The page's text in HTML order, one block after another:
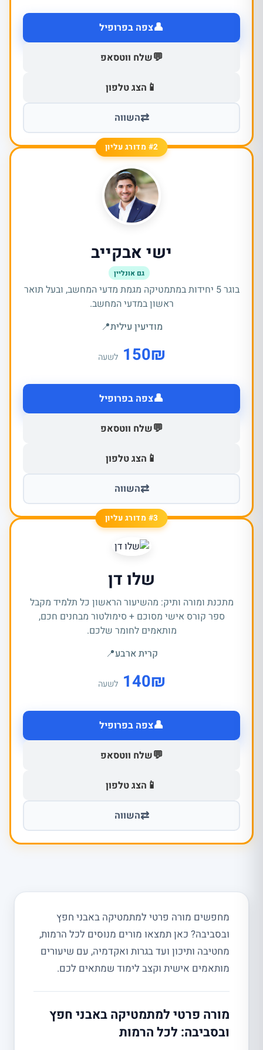
👤צפה בפרופיל
💬שלח ווטסאפ
📱 הצג טלפון
⇄השווה
#2 מדורג עליון
ישי אבקייב
גם אונליין
בוגר 5 יחידות במתמטיקה מגמת מדעי המחשב, ובעל תואר
ראשון במדעי המחשב.
מודיעין עילית📍
₪
150 לשעה
👤צפה בפרופיל
💬שלח ווטסאפ
📱 הצג טלפון
⇄השווה
#3 מדורג עליון
שלו דן
מתכנת ומורה ותיק: מהשיעור הראשון כל תלמיד מקבל
ספר קורס אישי מסוכם + סימולטור מבחנים חכם,
מותאמים לחומר שלכם.
קרית ארבע📍
₪
140 לשעה
👤צפה בפרופיל
💬שלח ווטסאפ
📱 הצג טלפון
⇄השווה
מחפשים מורה פרטי למתמטיקה באבני חפץ
ובסביבה? כאן תמצאו מורים מנוסים לכל הרמות,
מחטיבה ותיכון ועד בגרות ואקדמיה, עם שיעורים
מותאמים אישית וקצב לימוד שמתאים לכם.
מורה פרטי למתמטיקה באבני חפץ
ובסביבה: לכל הרמות